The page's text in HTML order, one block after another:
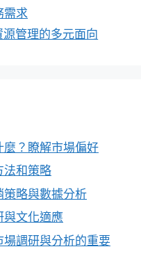
需求
管理的多元面向
？瞭解市場偏好
法和策略
策略與數據分析
與文化適應
調研與分析的重要